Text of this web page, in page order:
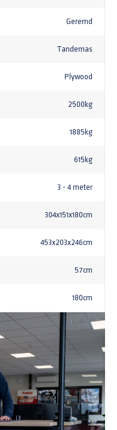
Geremd
Tandemas
Plywood
2500kg
1885kg
615kg
3 - 4 meter
304x151x180cm
453x203x246cm
57cm
180cm